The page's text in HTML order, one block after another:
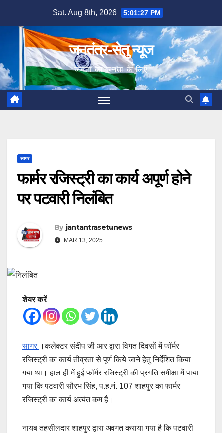
content
Sat. Aug 8th, 2026 5:01:28 PM
जनतंत्र-सेतु न्यूज
जनता का जनता के लिए
सागर
फार्मर रजिस्ट्री का कार्य अपूर्ण होने
पर पटवारी निलंबित
By jantantrasetunews
MAR 13, 2025
शेयर करें
सागर ।कलेक्टर संदीप जी आर द्वारा विगत दिवसों में फॉर्मर
रजिस्ट्री का कार्य तीव्रता से पूर्ण किये जाने हेतु निर्देशित किया
गया था। हाल ही में हुई फॉर्मर रजिस्ट्री की प्रगति समीक्षा में पाया
गया कि पटवारी सौरभ सिंह, प.ह.नं. 107 शाहपुर का फार्मर
रजिस्ट्री का कार्य अत्यंत कम है।
नायब तहसीलदार शाहपुर ‌द्वारा अवगत कराया गया है कि पटवारी